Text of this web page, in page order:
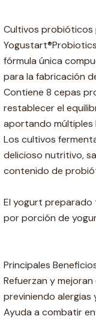
Cultivos
fórmula única
para la fabricación
Contiene 8 cepas
restablecer el
aportando múltiples
Los cultivos
delicioso nutritivo,
contenido de
El yogurt preparado
por porción de
Principales
Refuerzan y
previniendo alergias
Ayuda a combatir